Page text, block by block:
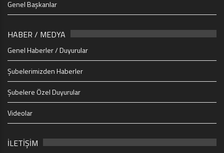
Genel Başkanlar
HABER / MEDYA
Genel Haberler / Duyurular
Şubelerimizden Haberler
Şubelere Özel Duyurular
Videolar
İLETİŞİM